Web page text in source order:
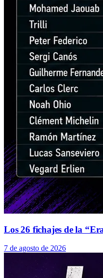
Los 26 fichajes de la
7 de agosto de 2026